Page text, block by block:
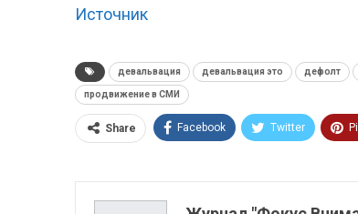
Источник
девальвация девальвация это дефолт
продвижение в СМИ
Share Facebook Twitter